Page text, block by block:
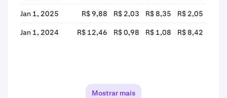
Jan 1, 2025 R$ 9,88 R$ 2,03 R$ 8,35 R$ 2,05
Jan 1, 2024 R$ 12,46 R$ 0,98 R$ 1,08 R$ 8,42
Mostrar mais